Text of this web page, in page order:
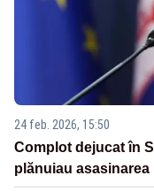
24 feb. 2026, 15:50
Complot dejucat în
plănuiau asasinarea